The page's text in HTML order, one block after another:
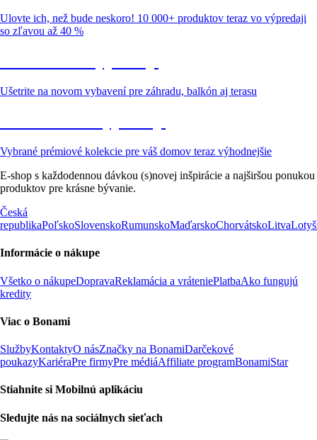
Ulovte ich, než bude neskoro! 10 000+ produktov teraz vo výpredaji
so zľavou až 40 %
Ušetrite na novom vybavení pre záhradu, balkón aj terasu
Vybrané prémiové kolekcie pre váš domov teraz výhodnejšie
E-shop s každodennou dávkou (s)novej inšpirácie a najširšou ponukou
produktov pre krásne bývanie.
Česká
republikaPoľskoSlovenskoRumunskoMaďarskoChorvátskoLitva
Informácie o nákupe
Všetko o nákupeDopravaReklamácia a vráteniePlatbaAko fungujú
kredity
Viac o Bonami
SlužbyKontaktyO násZnačky na BonamiDarčekové
poukazyKariéraPre firmyPre médiáAffiliate programBonamiStar
Stiahnite si Mobilnú aplikáciu
Sledujte nás na sociálnych sieťach